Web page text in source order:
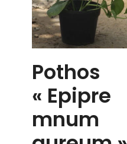
Pothos
« Epipre
mnum